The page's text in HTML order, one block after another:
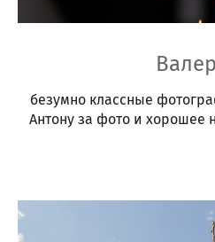
безумно классные
Антону за фото и хорошее